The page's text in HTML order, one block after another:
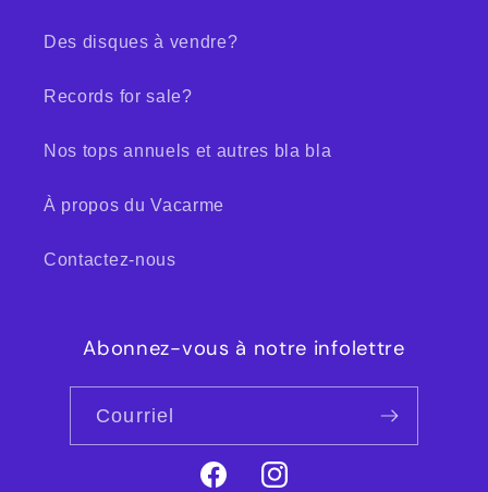
Des disques à vendre?
Records for sale?
Nos tops annuels et autres bla bla
À propos du Vacarme
Contactez-nous
Abonnez-vous à notre infolettre
Courriel
FacebookInstagram